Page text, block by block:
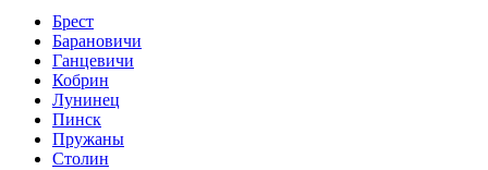
Брест
Барановичи
Ганцевичи
Кобрин
Лунинец
Пинск
Пружаны
Столин